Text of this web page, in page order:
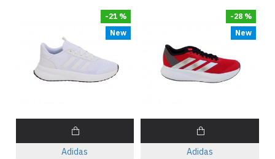
New
-21 %
Adidas
New
-28 %
Adidas